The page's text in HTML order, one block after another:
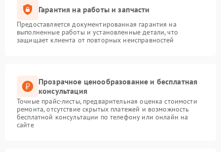
Гарантия на работы и запчасти
Предоставляется документированная гарантия на
выполненные работы и установленные детали, что
защищает клиента от повторных неисправностей
Прозрачное ценообразование и бесплатная
консультация
Точные прайс-листы, предварительная оценка стоимости
ремонта, отсутствие скрытых платежей и возможность
бесплатной консультации по телефону или онлайн на
сайте